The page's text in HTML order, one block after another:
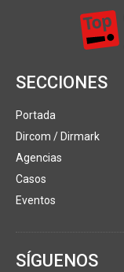
SECCIONES
Portada
Dircom / Dirmark
Agencias
Casos
Eventos
SÍGUENOS